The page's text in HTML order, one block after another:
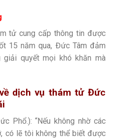
tử cung cấp thông tin được
15 năm qua, Đức Tâm đảm
quyết mọi khó khăn mà
dịch vụ thám tử Đức
Phổ.): “Nếu không nhờ các
có lẽ tôi không thể biết được